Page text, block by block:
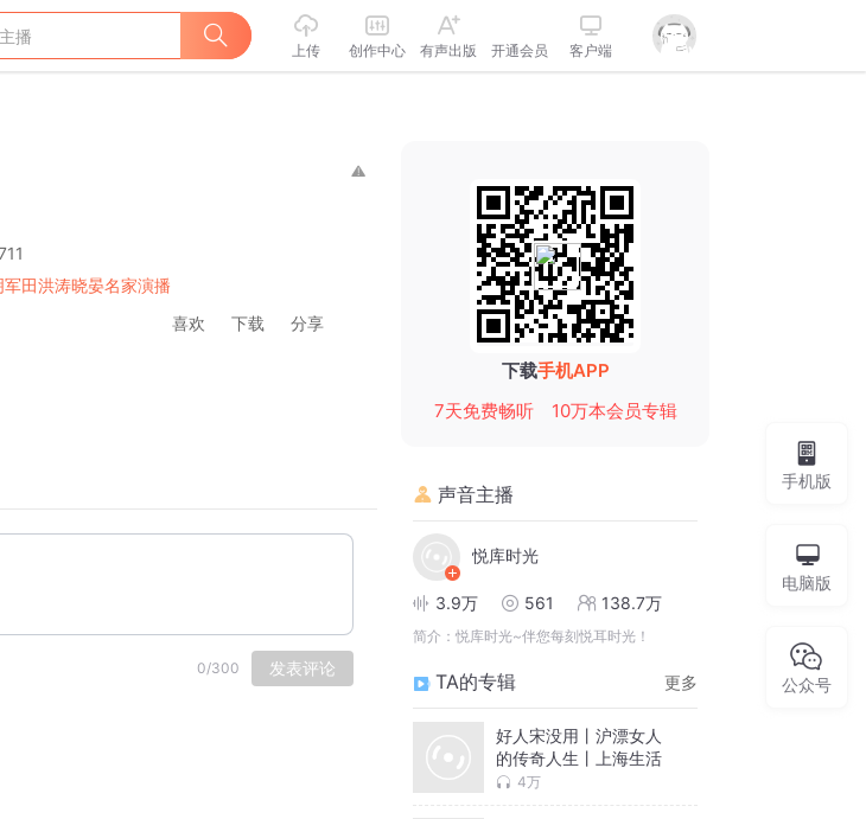
上传 创作中心 有声出版 开通会员 客户端
田洪涛晓晏名家演播
喜欢 下载 分享
0/300 发表评论
下载手机APP
7天免费畅听
10万本会员专辑
声音主播
悦库时光
3.9万 561 138.7万
简介： 悦库时光~伴您每刻悦耳时光！
TA的专辑 更多
好人宋没用丨沪漂女人
的传奇人生丨上海生活
4万
手机版
电脑版
公众号